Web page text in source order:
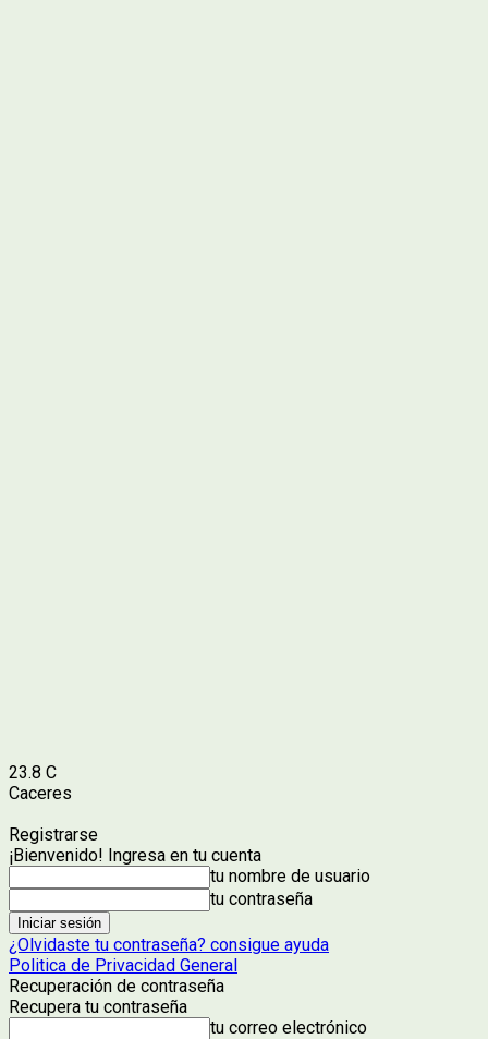
23.8 C
Caceres
Registrarse
¡Bienvenido! Ingresa en tu cuenta
tu nombre de usuario
tu contraseña
¿Olvidaste tu contraseña? consigue ayuda
Politica de Privacidad General
Recuperación de contraseña
Recupera tu contraseña
tu correo electrónico